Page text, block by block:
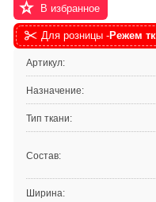
В избранное
Для розницы -Режем
Артикул:
Назначение:
Тип ткани:
Состав:
Ширина: